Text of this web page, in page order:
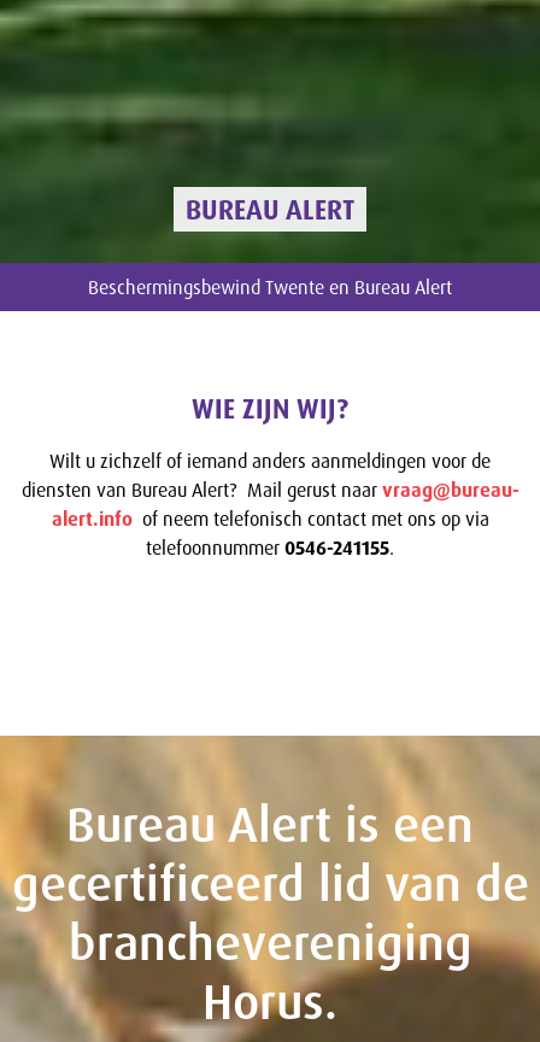
BUREAU ALERT
Beschermingsbewind Twente en Bureau Alert
WIE ZIJN WIJ?
Wilt u zichzelf of iemand anders aanmeldingen voor de
diensten van Bureau Alert? Mail gerust naar vraag@bureau-
alert.info of neem telefonisch contact met ons op via
telefoonnummer 0546-241155.
Bureau Alert is een
gecertificeerd lid van de
branchevereniging
Horus.